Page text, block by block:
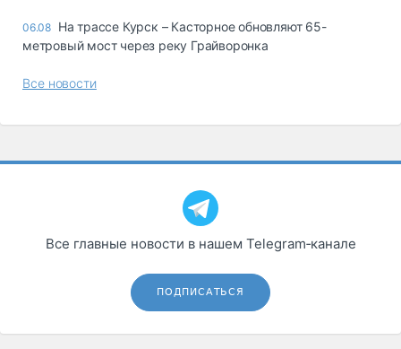
06.08 На трассе Курск – Касторное обновляют 65-
метровый мост через реку Грайворонка
Все новости
Все главные новости в нашем Telegram‑канале
ПОДПИСАТЬСЯ